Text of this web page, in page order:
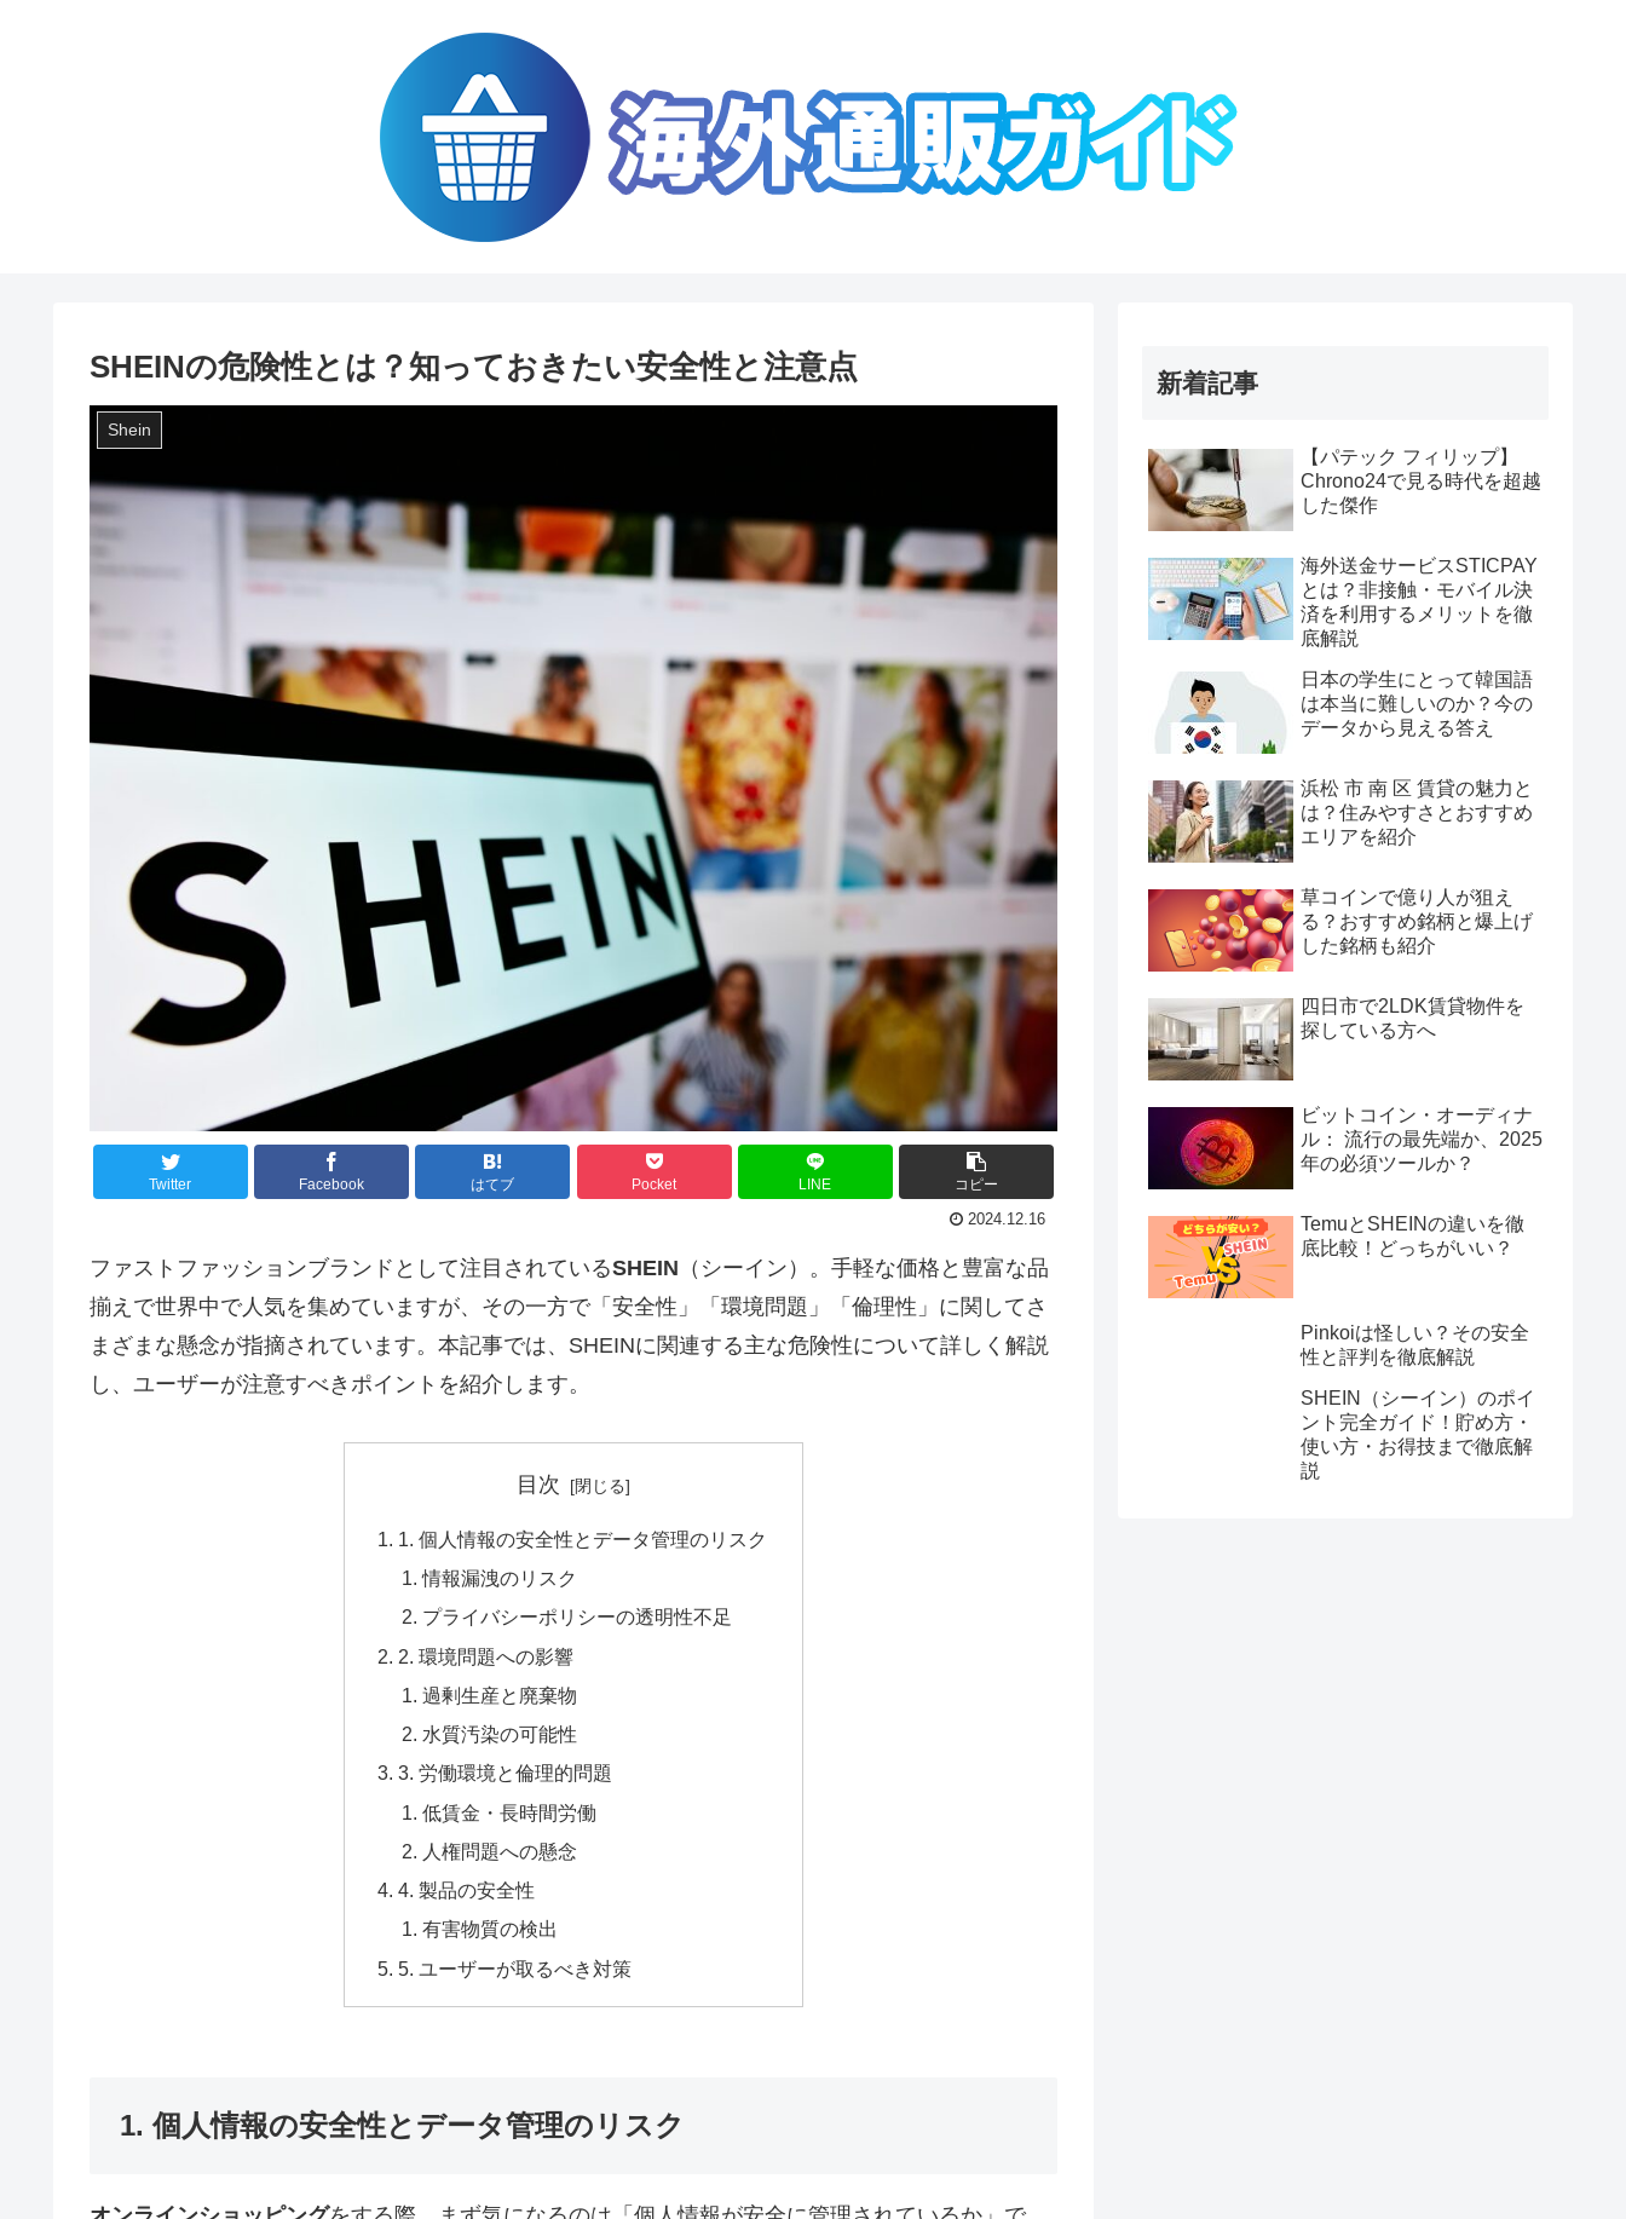
SHEINの危険性とは？知っておきたい安全性と注意点
Shein
Twitter Facebook はてブ Pocket LINE コピー
2024.12.16
ファストファッションブランドとして注目されているSHEIN （シーイン）。手軽な価格と豊富な品
揃えで世界中で人気を集めていますが、その一方で「安全性」「環境問題」「倫理性」に関してさ
まざまな懸念が指摘されています。本記事では、SHEINに関連する主な危険性について詳しく解説
し、ユーザーが注意すべきポイントを紹介します。
目次
1. 個人情報の安全性とデータ管理のリスク
情報漏洩のリスク
プライバシーポリシーの透明性不足
2. 環境問題への影響
過剰生産と廃棄物
水質汚染の可能性
3. 労働環境と倫理的問題
低賃金・長時間労働
人権問題への懸念
4. 製品の安全性
有害物質の検出
5. ユーザーが取るべき対策
1. 個人情報の安全性とデータ管理のリスク
新着記事
【パテック フィリップ】
Chrono24で見る時代を超越
した傑作
海外送金サービスSTICPAY
とは？非接触・モバイル決
済を利用するメリットを徹
底解説
日本の学生にとって韓国語
は本当に難しいのか？今の
データから見える答え
浜松 市 南 区 賃貸の魅力と
は？住みやすさとおすすめ
エリアを紹介
草コインで億り人が狙え
る？おすすめ銘柄と爆上げ
した銘柄も紹介
四日市で2LDK賃貸物件を
探している方へ
ビットコイン・オーディナ
ル： 流行の最先端か、2025
年の必須ツールか？
TemuとSHEINの違いを徹
底比較！どっちがいい？
Pinkoiは怪しい？その安全
性と評判を徹底解説
SHEIN（シーイン）のポイ
ント完全ガイド！貯め方・
使い方・お得技まで徹底解
説